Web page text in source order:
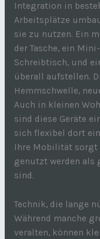
Integration in
Arbeitsplätze
sie zu nutzen. Ein
der Tasche, ein
Schreibtisch, und
überall aufstellen.
Hemmschwelle,
Auch in kleinen
sind diese Geräte
sich flexibel dort
Ihre Mobilität sorgt
genutzt werden als
sind.
Technik, die lange
Während manche
veralten, können